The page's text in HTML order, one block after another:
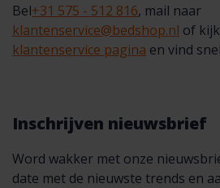
Bel+31 575 - 512 816, mail naar
klantenservice@bedshop.nl of
klantenservice pagina en vind
Inschrijven nieuwsbrief
Word wakker met onze
date met de nieuwste trends en